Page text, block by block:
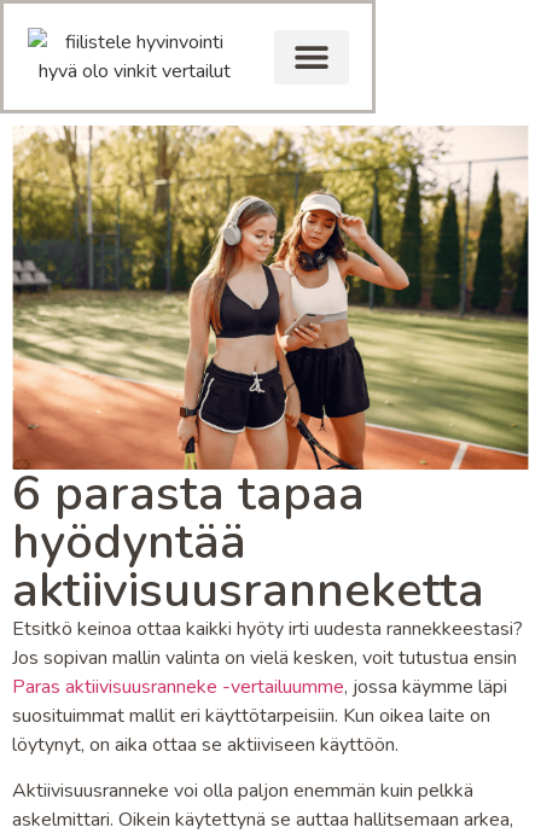
6 parasta tapaa
hyödyntää
aktiivisuusranneketta
Etsitkö keinoa ottaa kaikki hyöty irti uudesta rannekkeestasi?
Jos sopivan mallin valinta on vielä kesken, voit tutustua ensin
Paras aktiivisuusranneke -vertailuumme, jossa käymme läpi
suosituimmat mallit eri käyttötarpeisiin. Kun oikea laite on
löytynyt, on aika ottaa se aktiiviseen käyttöön.
Aktiivisuusranneke voi olla paljon enemmän kuin pelkkä
askelmittari. Oikein käytettynä se auttaa hallitsemaan arkea,